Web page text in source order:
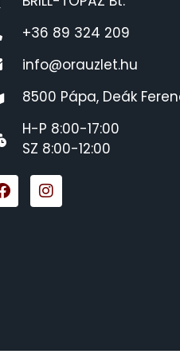
+36 89 324 209
info@orauzlet.hu
8500 Pápa, Deák
H-P 8:00-17:00
SZ 8:00-12:00